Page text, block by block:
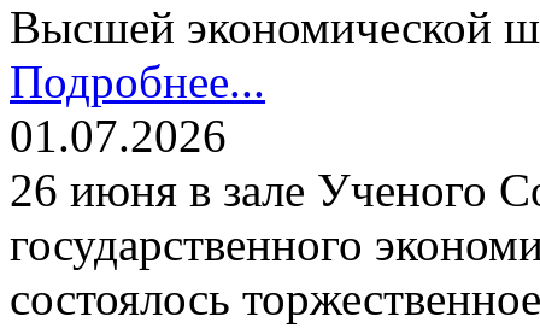
Высшей экономической
Подробнее...
01.07.2026
26 июня в зале Ученого
государственного
состоялось